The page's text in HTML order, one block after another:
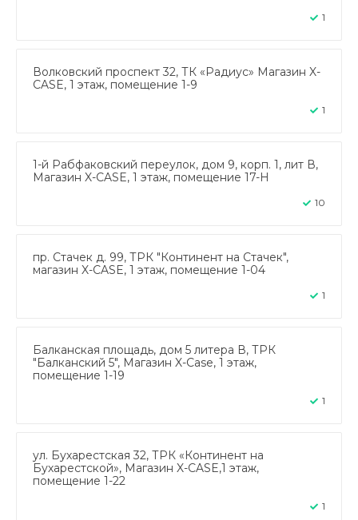
1
Волковский проспект 32, ТК «Радиус» Магазин X-
CASE, 1 этаж, помещение 1-9
1
1-й Рабфаковский переулок, дом 9, корп. 1, лит В,
Магазин X-CASE, 1 этаж, помещение 17-Н
10
пр. Стачек д. 99, ТРК "Континент на Стачек",
магазин X-CASE, 1 этаж, помещение 1-04
1
Балканская площадь, дом 5 литера В, ТРК
"Балканский 5", Магазин X-Case, 1 этаж,
помещение 1-19
1
ул. Бухарестская 32, ТРК «Континент на
Бухарестской», Магазин X-CASE,1 этаж,
помещение 1-22
1